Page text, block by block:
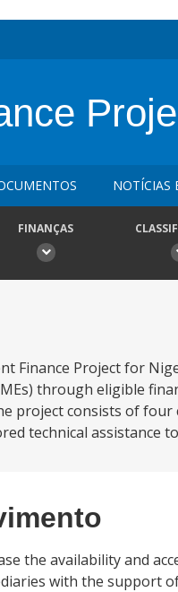
NOTÍCIAS
FINANÇAS
Finance Project for
through eligible
project consists of
technical assistance
the availability and
with the support